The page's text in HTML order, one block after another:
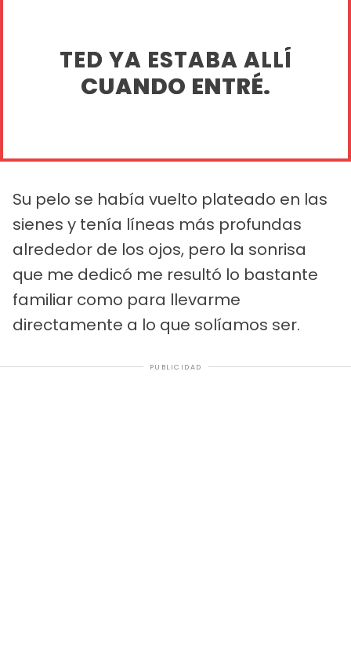
TED YA ESTABA ALLÍ
CUANDO ENTRÉ.
Su pelo se había vuelto plateado en las
sienes y tenía líneas más profundas
alrededor de los ojos, pero la sonrisa
que me dedicó me resultó lo bastante
familiar como para llevarme
directamente a lo que solíamos ser.
PUBLICIDAD